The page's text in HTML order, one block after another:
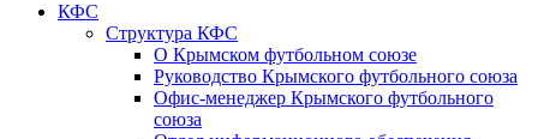
КФС
Структура КФС
О Крымском футбольном союзе
Руководство Крымского футбольного союза
Офис-менеджер Крымского футбольного
союза